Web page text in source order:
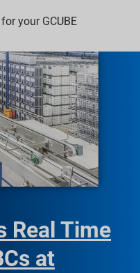
your GCUBE
Real Time
at